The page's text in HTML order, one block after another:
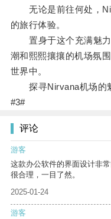
无论是前往何处，
的旅行体验。
置身于这个充满魅力
潮和熙熙攘攘的机场氛
世界中。
探寻Nirvana机场的魅
#3#
评论
游客
这款办公软件的界面设计非
很合理，一目了然。
2025-01-24
游客